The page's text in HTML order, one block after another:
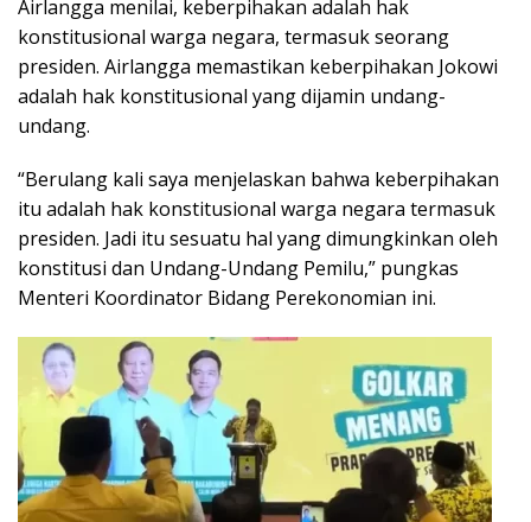
Airlangga menilai, keberpihakan adalah hak
konstitusional warga negara, termasuk seorang
presiden. Airlangga memastikan keberpihakan Jokowi
adalah hak konstitusional yang dijamin undang-
undang.
“Berulang kali saya menjelaskan bahwa keberpihakan
itu adalah hak konstitusional warga negara termasuk
presiden. Jadi itu sesuatu hal yang dimungkinkan oleh
konstitusi dan Undang-Undang Pemilu,” pungkas
Menteri Koordinator Bidang Perekonomian ini.